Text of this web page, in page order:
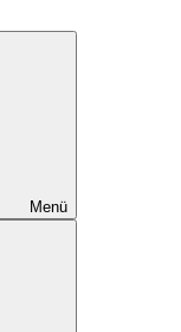
Menü